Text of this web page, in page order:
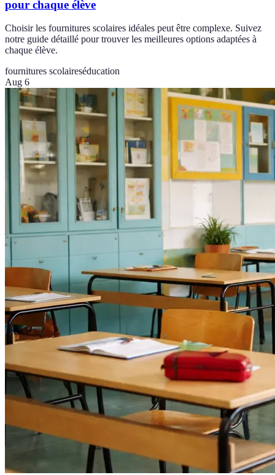
pour chaque élève
Choisir les fournitures scolaires idéales peut être complexe. Suivez
notre guide détaillé pour trouver les meilleures options adaptées à
chaque élève.
fournitures scolaireséducation
Aug 6